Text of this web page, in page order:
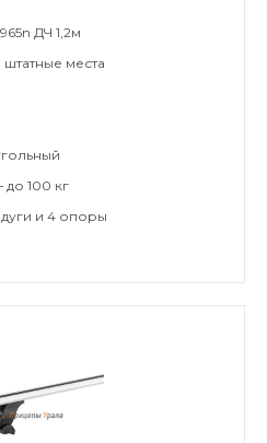
ДЧ 1,2м
места
до 100 кг
и 4 опоры